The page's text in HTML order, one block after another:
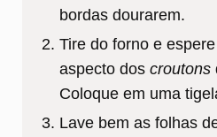
bordas dourarem.
Tire do forno e
aspecto dos croutons
Coloque em uma
Lave bem as folhas